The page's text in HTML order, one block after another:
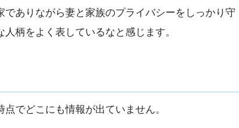
ありながら妻と家族のプライバシーをしっかり守
柄をよく表しているなと感じます。
でどこにも情報が出ていません。